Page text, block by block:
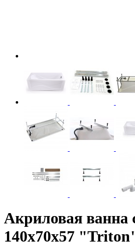
Акриловая ванна
140x70x57